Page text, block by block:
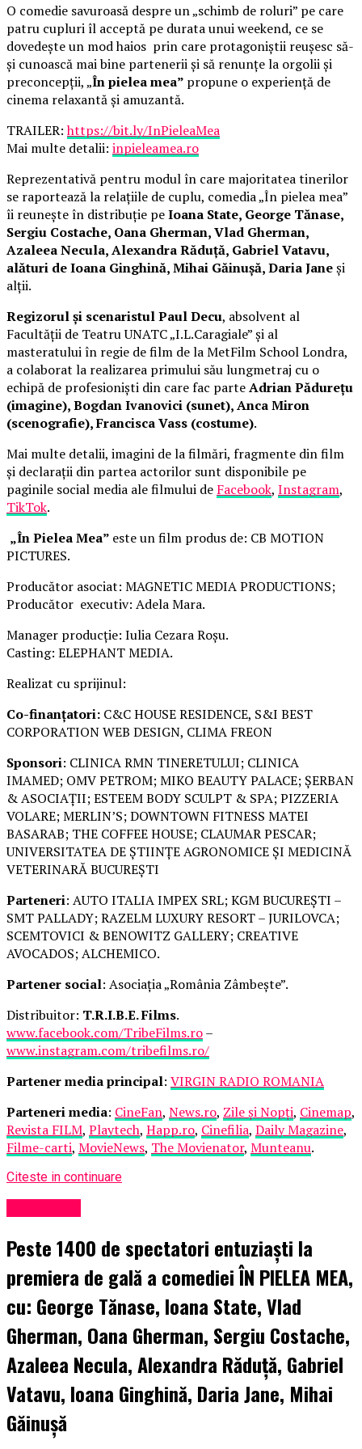
O comedie savuroasă despre un „schimb de roluri” pe care
patru cupluri îl acceptă pe durata unui weekend, ce se
dovedește un mod haios prin care protagoniștii reușesc să-
și cunoască mai bine partenerii și să renunțe la orgolii și
preconcepții, „În pielea mea” propune o experiență de
cinema relaxantă și amuzantă.
TRAILER:https://bit.ly/InPieleaMea
Mai multe detalii: inpieleamea.ro
Reprezentativă pentru modul în care majoritatea tinerilor
se raportează la relațiile de cuplu, comedia „În pielea mea”
îi reunește în distribuție peIoana State, George Tănase,
Sergiu Costache, Oana Gherman, Vlad Gherman,
Azaleea Necula, Alexandra Răduță, Gabriel Vatavu,
alături de Ioana Ginghină, Mihai Găinușă, Daria Janeși
alții.
Regizorul și scenaristul Paul Decu, absolvent al
Facultății de Teatru UNATC „I.L.Caragiale” și al
masteratului în regie de film de la MetFilm School Londra,
a colaborat la realizarea primului său lungmetraj cu o
echipă de profesioniști din care fac parteAdrian Pădurețu
(imagine), Bogdan Ivanovici (sunet), Anca Miron
(scenografie), Francisca Vass (costume).
Mai multe detalii, imagini de la filmări, fragmente din film
și declarații din partea actorilor sunt disponibile pe
paginile social media ale filmului de Facebook, Instagram,
TikTok.
„În Pielea Mea” este un film produs de: CB MOTION
PICTURES.
Producător asociat: MAGNETIC MEDIA PRODUCTIONS;
Producător executiv: Adela Mara.
Manager producție: Iulia Cezara Roșu.
Casting: ELEPHANT MEDIA.
Realizat cu sprijinul:
Co-finanțatori: C&C HOUSE RESIDENCE, S&I BEST
CORPORATION WEB DESIGN, CLIMA FREON
Sponsori: CLINICA RMN TINERETULUI; CLINICA
IMAMED; OMV PETROM; MIKO BEAUTY PALACE; ȘERBAN
& ASOCIAȚII; ESTEEM BODY SCULPT & SPA; PIZZERIA
VOLARE; MERLIN’S; DOWNTOWN FITNESS MATEI
BASARAB; THE COFFEE HOUSE; CLAUMAR PESCAR;
UNIVERSITATEA DE ȘTIINȚE AGRONOMICE ȘI MEDICINĂ
VETERINARĂ BUCUREȘTI
Parteneri: AUTO ITALIA IMPEX SRL; KGM BUCUREȘTI –
SMT PALLADY; RAZELM LUXURY RESORT – JURILOVCA;
SCEMTOVICI & BENOWITZ GALLERY; CREATIVE
AVOCADOS; ALCHEMICO.
Partener social: Asociația „România Zâmbește”.
Distribuitor: T.R.I.B.E. Films.
www.facebook.com/TribeFilms.ro–
www.instagram.com/tribefilms.ro/
Partener media principal: VIRGIN RADIO ROMANIA
Parteneri media: CineFan, News.ro, Zile și Nopți, Cinemap,
Revista FILM, Playtech, Happ.ro, Cinefilia, Daily Magazine,
Filme-carti, MovieNews, The Movienator, Munteanu.
Citeste in continuare
Peste 1400 de spectatori entuziaști la
premiera de gală a comediei ÎN PIELEA MEA,
cu: George Tănase, Ioana State, Vlad
Gherman, Oana Gherman, Sergiu Costache,
Azaleea Necula, Alexandra Răduță, Gabriel
Vatavu, Ioana Ginghină, Daria Jane, Mihai
Găinușă